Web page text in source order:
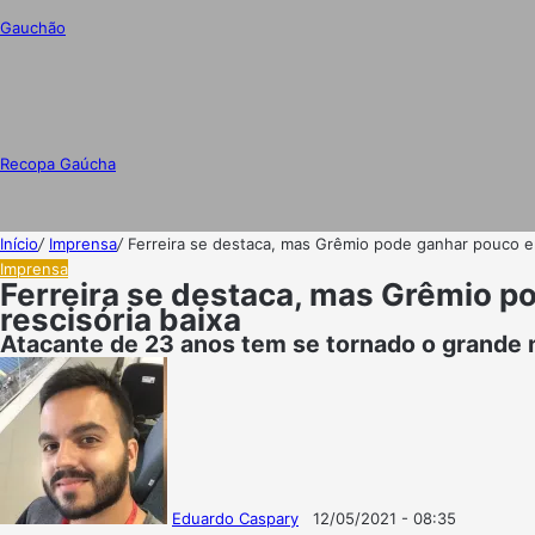
Gauchão
Recopa Gaúcha
Início/ Imprensa/ Ferreira se destaca, mas Grêmio pode ganhar pouco
Imprensa
Ferreira se destaca, mas Grêmio
rescisória baixa
Atacante de 23 anos tem se tornado o
Eduardo Caspary 12/05/2021 - 08:35